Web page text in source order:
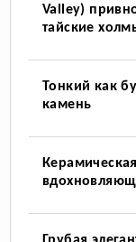
Valley)
тайские
Тонкий как
камень